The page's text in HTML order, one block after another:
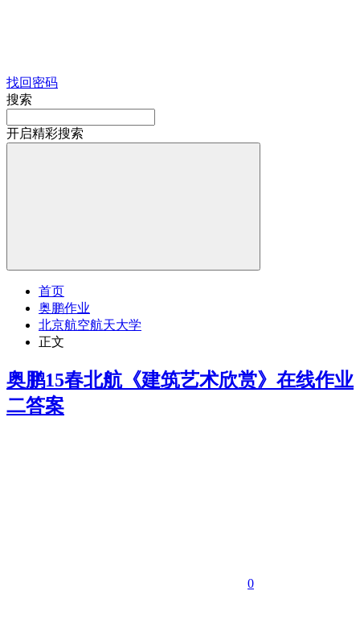
找回密码
搜索
开启精彩搜索
首页
奥鹏作业
北京航空航天大学
正文
奥鹏15春北航《建筑艺术欣赏》在线作业
二答案
0